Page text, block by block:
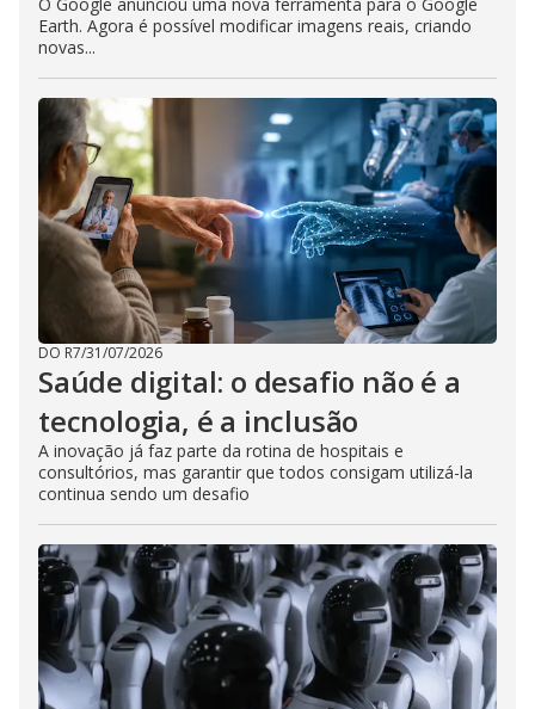
Earth. Agora é possível modificar imagens reais, criando
novas...
DO R7/31/07/2026
Saúde digital: o desafio não é a
tecnologia, é a inclusão
A inovação já faz parte da rotina de hospitais e
consultórios, mas garantir que todos consigam utilizá-la
continua sendo um desafio